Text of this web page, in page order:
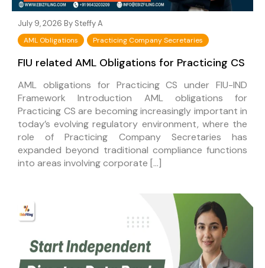
July 9, 2026 By Steffy A
AML Obligations Practicing Company Secretaries
FIU related AML Obligations for Practicing CS
AML obligations for Practicing CS under FIU-IND
Framework Introduction AML obligations for
Practicing CS are becoming increasingly important in
today’s evolving regulatory environment, where the
role of Practicing Company Secretaries has
expanded beyond traditional compliance functions
into areas involving corporate […]